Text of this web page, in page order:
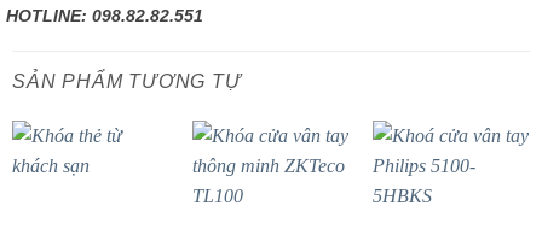
HOTLINE: 098.82.82.551
SẢN PHẨM TƯƠNG TỰ